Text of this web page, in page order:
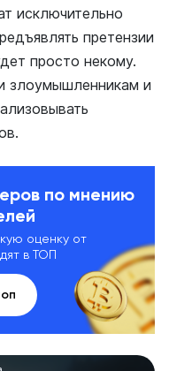
исключительно
претензии
просто некому.
злоумышленникам и
по мнению
оценку от
в ТОП